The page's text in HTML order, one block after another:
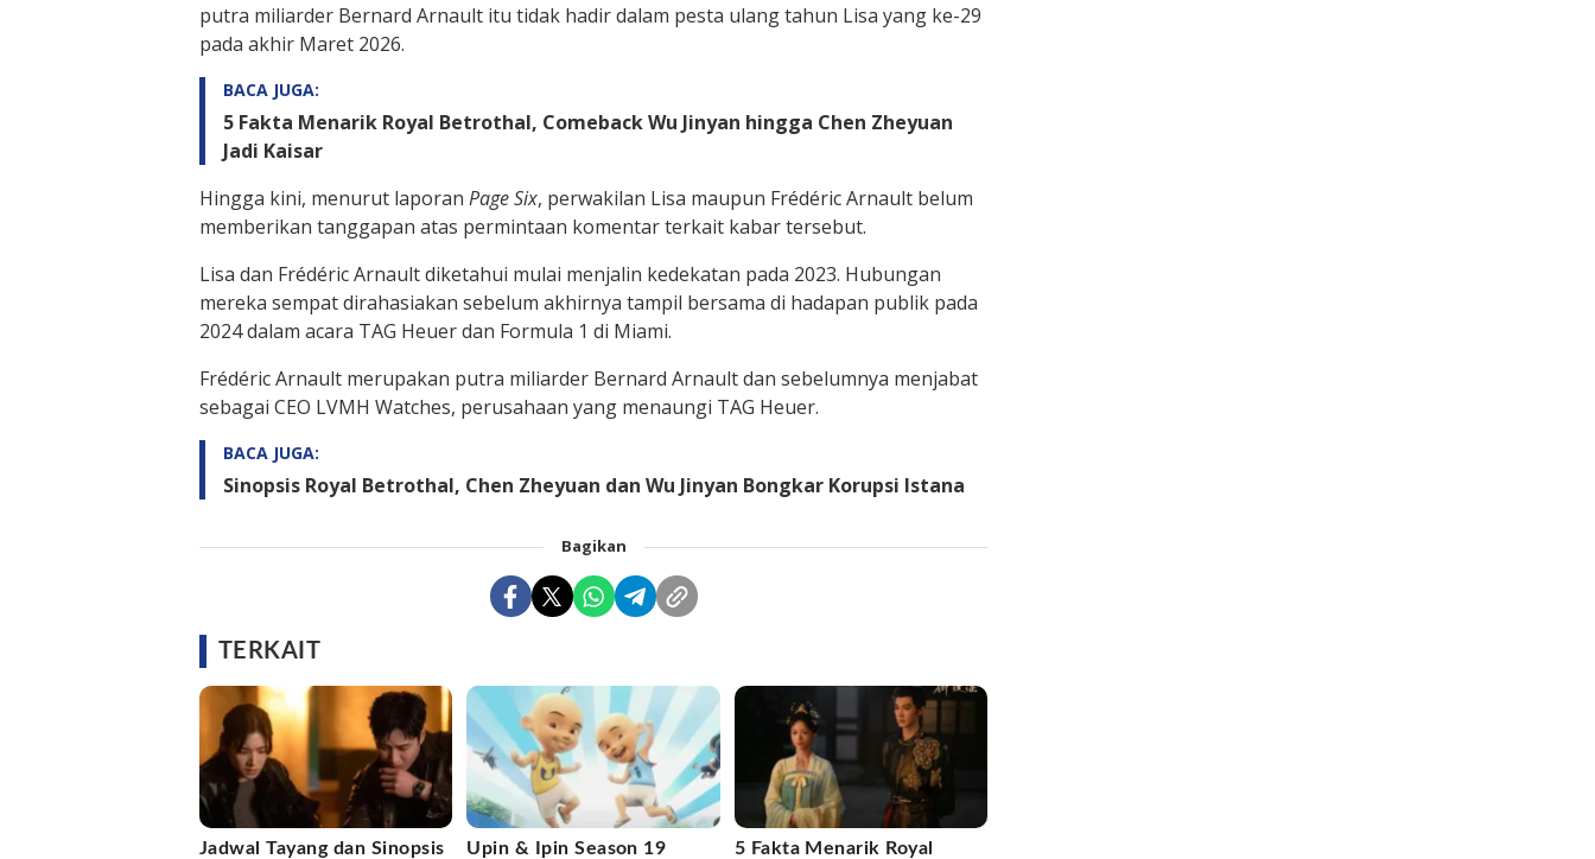
putra miliarder Bernard Arnault itu tidak hadir dalam pesta ulang tahun Lisa yang ke-29
pada akhir Maret 2026.
BACA JUGA:
5 Fakta Menarik Royal Betrothal, Comeback Wu Jinyan hingga Chen Zheyuan
Jadi Kaisar
Hingga kini, menurut laporan Page Six, perwakilan Lisa maupun Frédéric Arnault belum
memberikan tanggapan atas permintaan komentar terkait kabar tersebut.
Lisa dan Frédéric Arnault diketahui mulai menjalin kedekatan pada 2023. Hubungan
mereka sempat dirahasiakan sebelum akhirnya tampil bersama di hadapan publik pada
2024 dalam acara TAG Heuer dan Formula 1 di Miami.
Frédéric Arnault merupakan putra miliarder Bernard Arnault dan sebelumnya menjabat
sebagai CEO LVMH Watches, perusahaan yang menaungi TAG Heuer.
BACA JUGA:
Sinopsis Royal Betrothal, Chen Zheyuan dan Wu Jinyan Bongkar Korupsi Istana
Bagikan
TERKAIT
Jadwal Tayang dan Sinopsis
Upin & Ipin Season 19
5 Fakta Menarik Royal